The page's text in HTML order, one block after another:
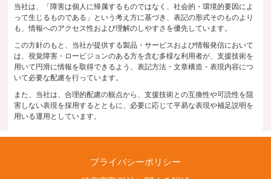
当社は、「障害は個人に帰属するものではなく、社会的・環境的要因によ
って生じるものである」という考え方に基づき、表記の形式そのものより
も、情報へのアクセス性および理解のしやすさを優先しています。
この方針のもと、当社が提供する製品・サービスおよび情報発信において
は、視覚障害・ロービジョンのある方を含む多様な利用者が、支援技術を
用いて円滑に情報を取得できるよう、表記方法・文章構造・表現内容につ
いて必要な配慮を行っています。
また、当社は、合理的配慮の観点から、支援技術との互換性や可読性を阻
害しない表現を採用するとともに、必要に応じて平易な表現や補足説明を
用いる運用としています。
プライバシーポリシー